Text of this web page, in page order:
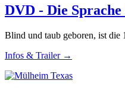
DVD - Die Sprache
Blind und taub geboren, ist
Infos & Trailer →